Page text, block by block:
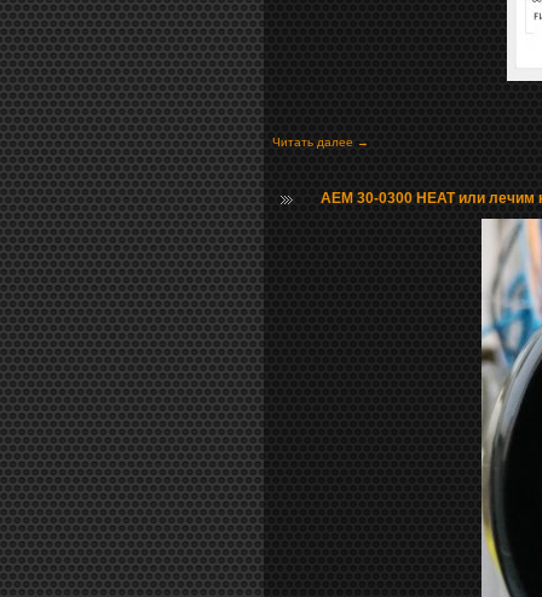
Читать далее →
AEM 30-0300 HEAT или